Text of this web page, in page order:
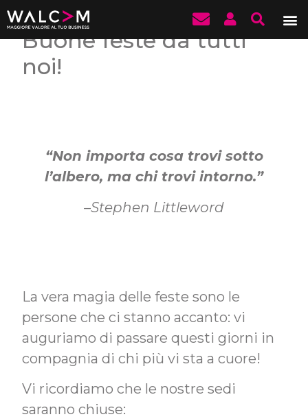
Buone feste da tutti
noi!
“Non importa cosa trovi sotto
l’albero, ma chi trovi intorno.”
–Stephen Littleword
La vera magia delle feste sono le
persone che ci stanno accanto: vi
auguriamo di passare questi giorni in
compagnia di chi più vi sta a cuore!
Vi ricordiamo che le nostre sedi
saranno chiuse: